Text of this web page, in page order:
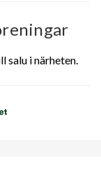
salu i närheten.